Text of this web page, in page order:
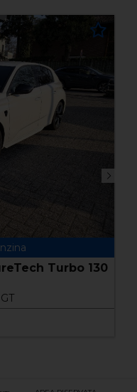
Turbo 130